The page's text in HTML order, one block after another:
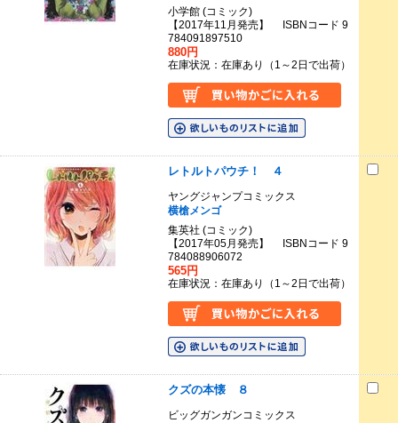
小学館 (コミック)
【2017年11月発売】 ISBNコード 9
784091897510
880円
在庫状況：在庫あり（1～2日で出荷）
レトルトパウチ！ ４
ヤングジャンプコミックス
横槍メンゴ
集英社 (コミック)
【2017年05月発売】 ISBNコード 9
784088906072
565円
在庫状況：在庫あり（1～2日で出荷）
クズの本懐 ８
ビッグガンガンコミックス